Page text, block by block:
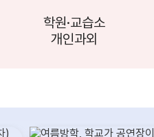
학원·교습소
개인과외